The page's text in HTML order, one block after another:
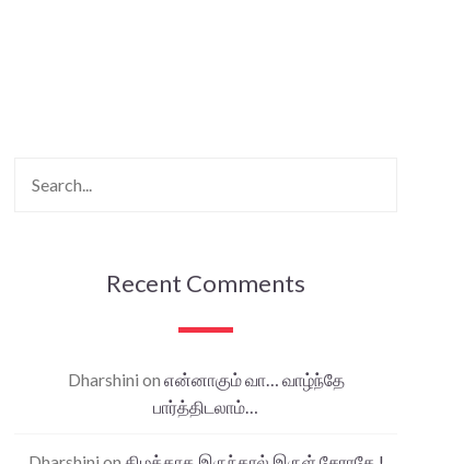
Recent Comments
Dharshini on என்னாகும் வா… வாழ்ந்தே
பார்த்திடலாம்…